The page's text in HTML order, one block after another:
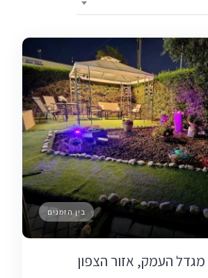
בין הזמנים
מגדל העמק, אזור הצפון